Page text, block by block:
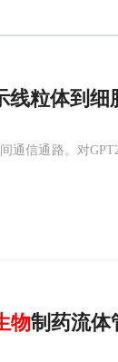
线粒体到细
通信通路。对
物制药流体